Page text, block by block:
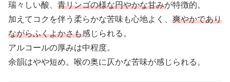
瑞々しい酸、 青リンゴの様な円やかな甘みが特徴的。
加えてコクを伴う柔らかな苦味も心地よく、 爽やかであり
ながらふくよかさも感じられる。
アルコールの厚みは中程度。
余韻はやや短め。喉の奥に仄かな苦味が感じられる。